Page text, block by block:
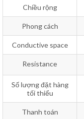
Chiều rộng
Phong cách
Conductive space
Resistance
Số lượng đặt hàng
tối thiểu
Thanh toán